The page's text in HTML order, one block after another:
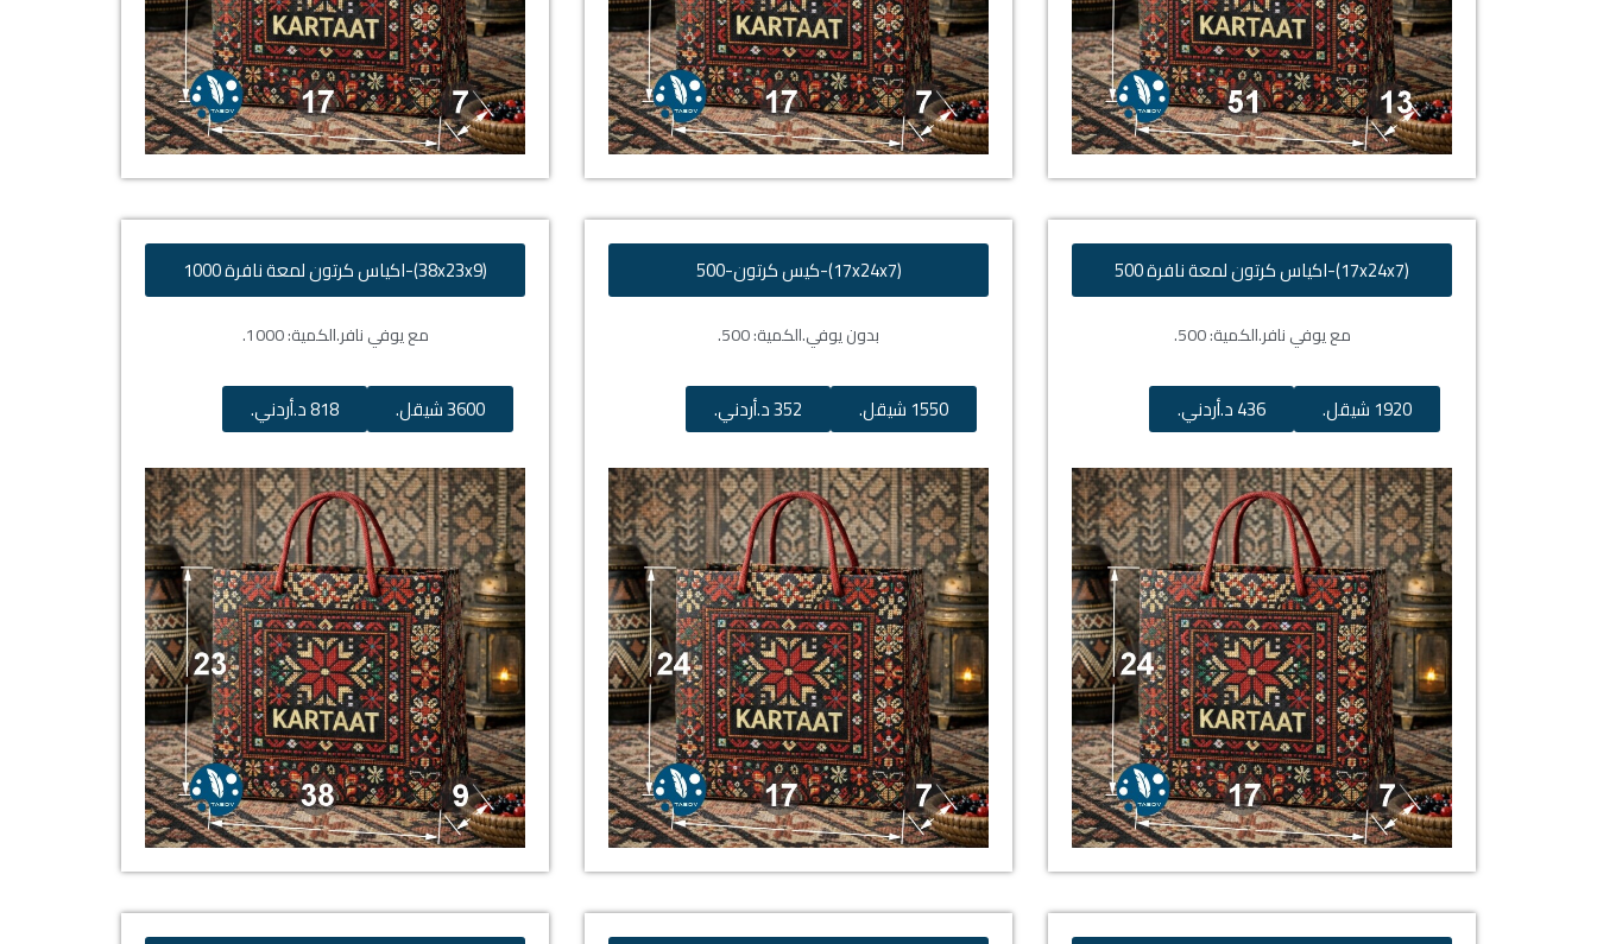
(17x24x7)-اكياس كرتون لمعة نافرة 500
مع يوفي نافر.الكمية: 500.
1920 شيقل. 436 د.أردني.
(17x24x7)-كيس كرتون-500
بدون يوفي.الكمية: 500.
1550 شيقل. 352 د.أردني.
(38x23x9)-اكياس كرتون لمعة نافرة 1000
مع يوفي نافر.الكمية: 1000.
3600 شيقل. 818 د.أردني.